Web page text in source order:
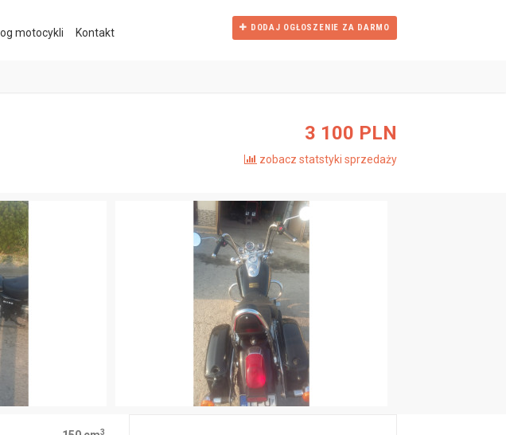
motocykli Kontakt DODAJ OGŁOSZENIE ZA DARMO
3 100 PLN
zobacz statstyki sprzedaży
3